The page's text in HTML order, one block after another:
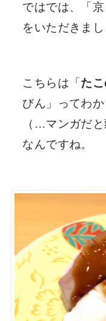
ではでは、「
をいただきま
こちらは「 た
びん」ってわ
（…マンガだ
なんですね。